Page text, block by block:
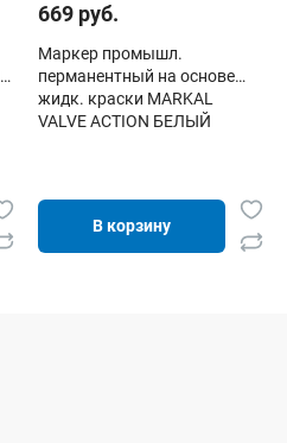
669 руб.
Маркер промышл.
перманентный на основе
жидк. краски MARKAL
VALVE ACTION БЕЛЫЙ
В корзину